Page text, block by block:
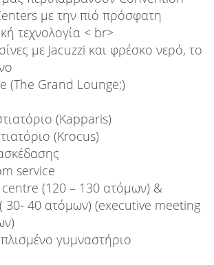
με την πιό πρόσφατη
τεχνολογία < br>
με Jacuzzi και φρέσκο νερό, το
(The Grand Lounge;)
(Kapparis)
(Krocus)
service
(120 – 130 ατόμων) &
30- 40 ατόμων) (executive meeting
γυμναστήριο